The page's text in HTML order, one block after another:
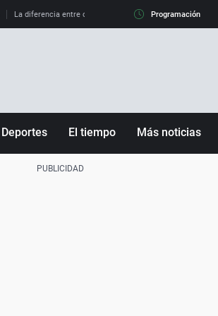
La diferencia entre observar el eclipse al 99% y al 100%
Programación
Deportes El tiempo Más noticias